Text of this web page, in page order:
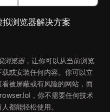
浏览器解决方案
浏览器，让你可以从当前浏览
或安装任何内容。你可以立
被屏蔽或有风险的网站，而
，你不需要任何技术
都能轻松使用。